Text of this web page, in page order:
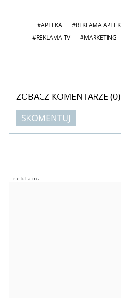
#APTEKA #REKLAMA APTEK
#REKLAMA TV
#MARKETING
ZOBACZ KOMENTARZE (0)
SKOMENTUJ
Imię (Wymagane)